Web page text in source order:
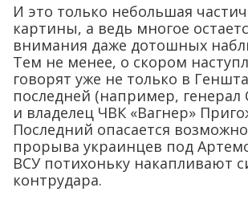
И это только небольшая
картины, а ведь многое
внимания даже дотошных
Тем не менее, о скором
говорят уже не только в
последней (например,
и владелец ЧВК «Вагнер»
Последний опасается
прорыва украинцев под
ВСУ потихоньку накапливают
контрудара.